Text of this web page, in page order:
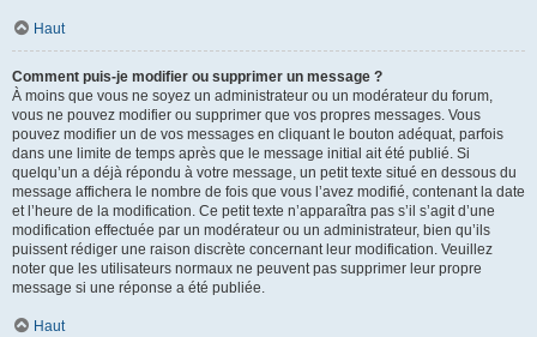
Haut
Comment puis-je modifier ou supprimer un message ?
À moins que vous ne soyez un administrateur ou un modérateur du forum,
vous ne pouvez modifier ou supprimer que vos propres messages. Vous
pouvez modifier un de vos messages en cliquant le bouton adéquat, parfois
dans une limite de temps après que le message initial ait été publié. Si
quelqu’un a déjà répondu à votre message, un petit texte situé en dessous du
message affichera le nombre de fois que vous l’avez modifié, contenant la date
et l’heure de la modification. Ce petit texte n’apparaîtra pas s’il s’agit d’une
modification effectuée par un modérateur ou un administrateur, bien qu’ils
puissent rédiger une raison discrète concernant leur modification. Veuillez
noter que les utilisateurs normaux ne peuvent pas supprimer leur propre
message si une réponse a été publiée.
Haut